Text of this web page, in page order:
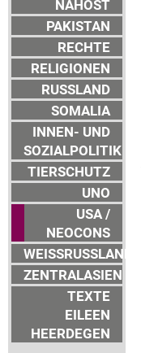
NAHOST
PAKISTAN
RECHTE
RELIGIONEN
RUSSLAND
SOMALIA
INNEN- UND
SOZIALPOLITIK
TIERSCHUTZ
UNO
USA /
NEOCONS
WEISSRUSSLAND
ZENTRALASIEN
TEXTE
EILEEN
HEERDEGEN